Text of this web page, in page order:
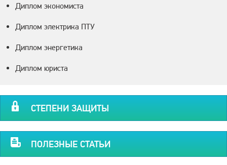
Диплом экономиста
Диплом электрика ПТУ
Диплом энергетика
Диплом юриста
СТЕПЕНИ ЗАЩИТЫ
ПОЛЕЗНЫЕ СТАТЬИ